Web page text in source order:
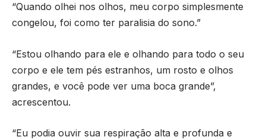
“Quando olhei nos olhos, meu corpo simplesmente
congelou, foi como ter paralisia do sono.”
“Estou olhando para ele e olhando para todo o seu
corpo e ele tem pés estranhos, um rosto e olhos
grandes, e você pode ver uma boca grande”,
acrescentou.
“Eu podia ouvir sua respiração alta e profunda e